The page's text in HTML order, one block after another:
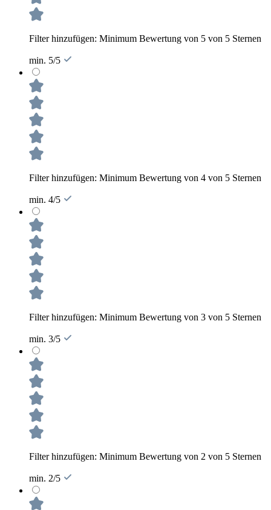
Filter hinzufügen: Minimum Bewertung von 5 von 5 Sternen
min. 5/5
Filter hinzufügen: Minimum Bewertung von 4 von 5 Sternen
min. 4/5
Filter hinzufügen: Minimum Bewertung von 3 von 5 Sternen
min. 3/5
Filter hinzufügen: Minimum Bewertung von 2 von 5 Sternen
min. 2/5